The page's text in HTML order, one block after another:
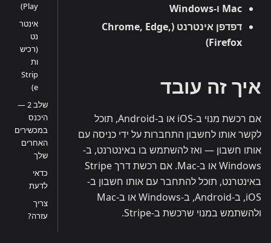
Mac ו-Windows
דפדפן אינטרנט (Chrome, Edge,
Firefox)
איך זה עובד
אם רכשת מנוי ב-iOS או ב-Android, תוכל
לקשר אותו לחשבון התחברות על ידי כניסה עם
אותו חשבון — ואז להשתמש בו באינטרנט, ב-
Windows או ב-Mac. אם רכשת דרך Stripe
באינטרנט, תוכל להתחבר עם אותו חשבון ב-
iOS, ב-Android, ב-Windows או ב-Mac
ולהשתמש במנוי שרכשת ב-Stripe.
Play)
אינטר
נט
(רכיש
ות
Strip
e)
שלב 2 —
היכנס
במכשירים
האחרים
שלך
כדאי
לדעת
צריך
עזרה?